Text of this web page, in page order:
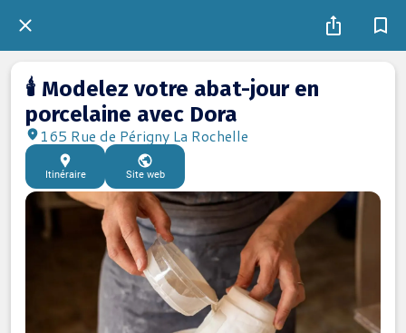
🕯️ Modelez votre abat-jour en
porcelaine avec Dora
165 Rue de Périgny La Rochelle
Itinéraire Site web